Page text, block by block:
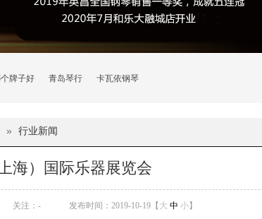
牌子好 青岛琴行 卡瓦依钢琴
» 行业新闻
海）国际乐器展览会
关注： - 发布时间：2019-10-19【 大 中 小】